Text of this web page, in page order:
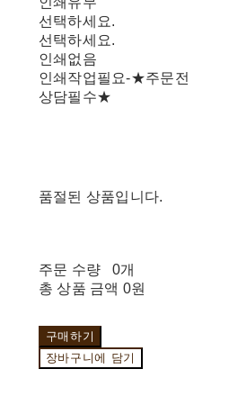
선택하세요.
선택하세요.
인쇄없음
인쇄작업필요-★주문전
상담필수★
품절된 상품입니다.
주문 수량
0개
총 상품 금액 0원
구매하기
장바구니에 담기